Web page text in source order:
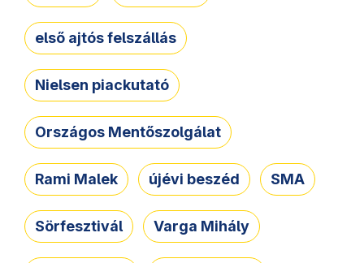
első ajtós felszállás
Nielsen piackutató
Országos Mentőszolgálat
Rami Malek újévi beszéd SMA
Sörfesztivál Varga Mihály